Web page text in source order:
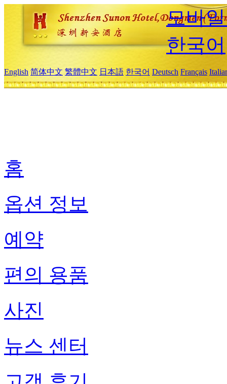
모바
한국어
English 简体中文 繁體中文 日本語 한국어 Deutsch Français
홈
옵션 정보
예약
편의 용품
사진
뉴스 센터